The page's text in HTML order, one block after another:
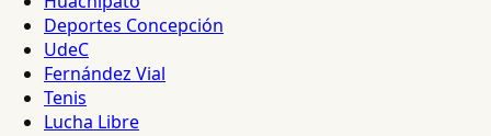
Deportes Concepción
UdeC
Fernández Vial
Tenis
Lucha Libre